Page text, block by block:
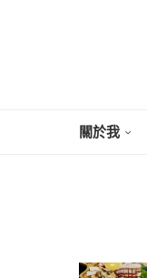
關於我